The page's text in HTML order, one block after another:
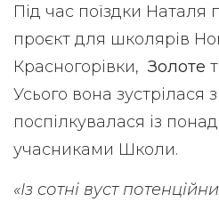
Під час поїздки Наталя
проєкт для школярів
Красногорівки, Золоте
Усього вона зустрілася
поспілкувалася із
учасниками Школи.
«Із сотні вуст